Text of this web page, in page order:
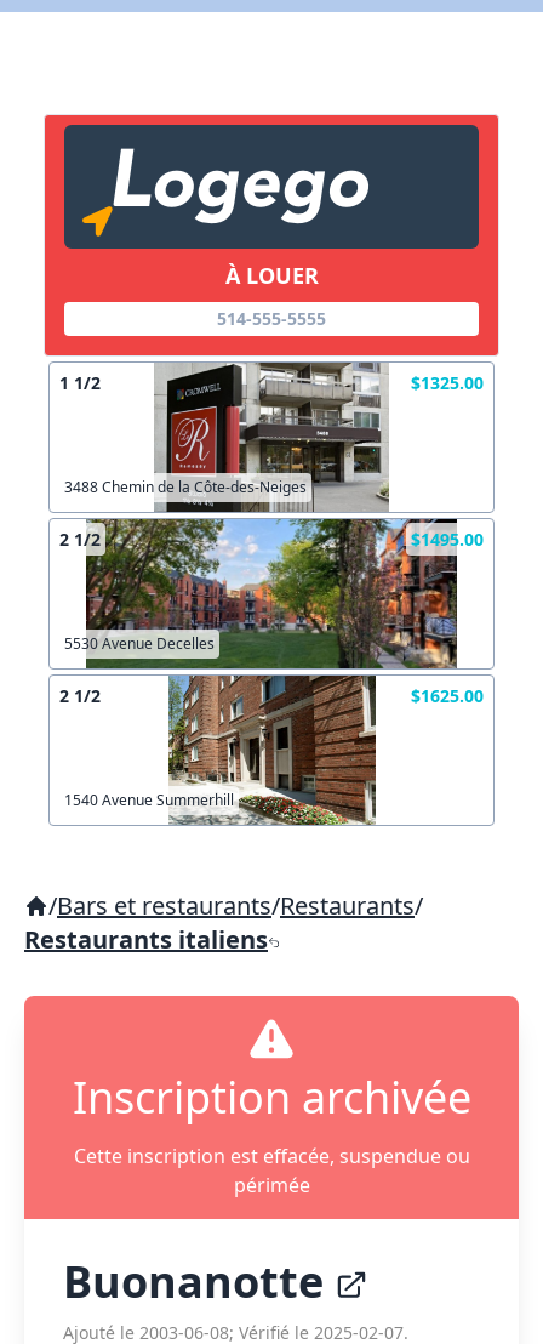
À LOUER
514-555-5555
1 1/2 $1325.00
3488 Chemin de la Côte-des-Neiges
2 1/2 $1495.00
5530 Avenue Decelles
2 1/2 $1625.00
1540 Avenue Summerhill
/Bars et restaurants/Restaurants/
Restaurants italiens
Inscription archivée
Cette inscription est effacée, suspendue ou
périmée
Buonanotte
Ajouté le 2003-06-08; Vérifié le 2025-02-07.
Lien vers inscription (sera inclus dans courriel)
Copier lien
X Fermer